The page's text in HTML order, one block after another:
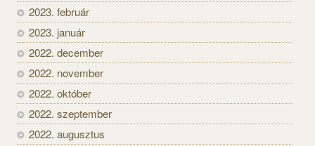
2023. február
2023. január
2022. december
2022. november
2022. október
2022. szeptember
2022. augusztus